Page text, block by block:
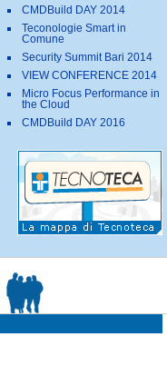
CMDBuild DAY 2014
Teconologie Smart in
Comune
Security Summit Bari 2014
VIEW CONFERENCE 2014
Micro Focus Performance in
the Cloud
CMDBuild DAY 2016